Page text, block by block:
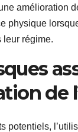
amélioration
physique
leur régime.
de
potentiels,